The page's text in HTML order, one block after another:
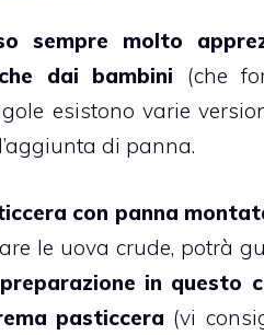
sempre molto
dai bambini (che
esistono varie
di panna.
con panna
le uova crude, potrà
in questo
pasticcera (vi